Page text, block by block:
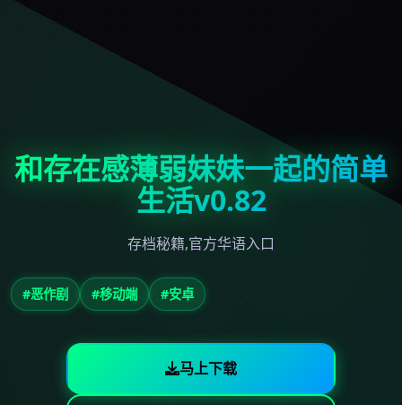
和存在感薄弱妹妹一起的简单
生活v0.82
存档秘籍,官方华语入口
#恶作剧 #移动端 #安卓
马上下载